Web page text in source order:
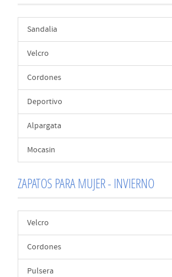
Sandalia
Velcro
Cordones
Deportivo
Alpargata
Mocasin
ZAPATOS PARA MUJER - INVIERNO
Velcro
Cordones
Pulsera